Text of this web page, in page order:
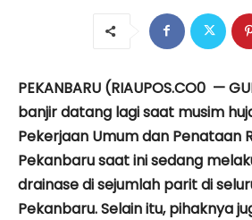
PEKANBARU (RIAUPOS.CO0 —
banjir datang lagi saat musim
Pekerjaan Umum dan Penataan
Pekanbaru saat ini sedang
drainase di sejumlah parit di
Pekanbaru. Selain itu, pihaknya